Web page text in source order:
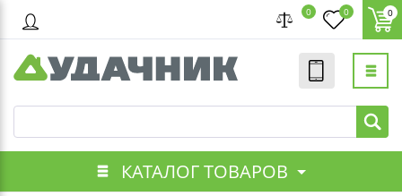
0 0 0
КАТАЛОГ ТОВАРОВ